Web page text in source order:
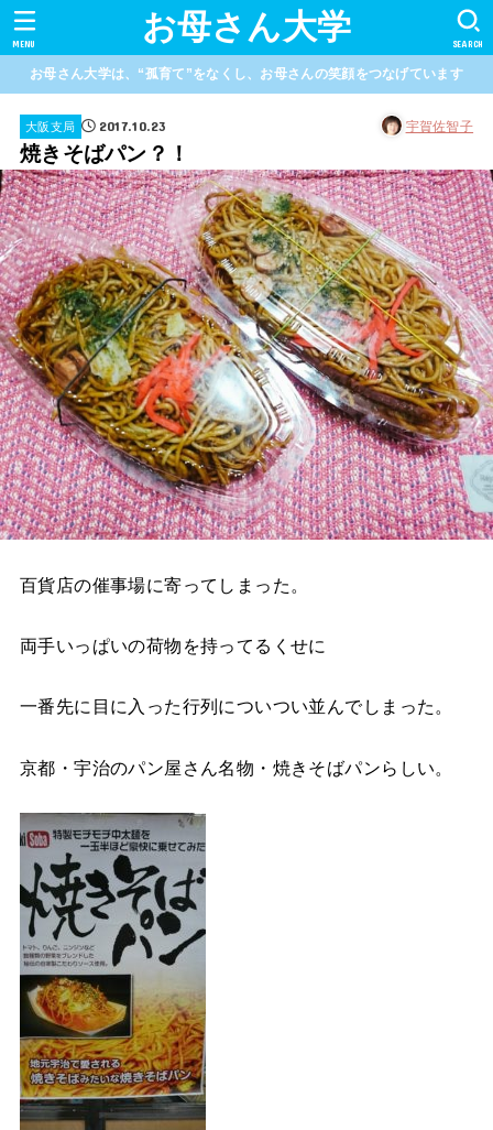
お母さん大学 SEARCH
MENU
お母さん大学は、“孤育て”をなくし、お母さんの笑顔をつなげています
大阪支局 2017.10.23 宇賀佐智子
焼きそばパン？！
百貨店の催事場に寄ってしまった。
両手いっぱいの荷物を持ってるくせに
一番先に目に入った行列についつい並んでしまった。
京都・宇治のパン屋さん名物・焼きそばパンらしい。